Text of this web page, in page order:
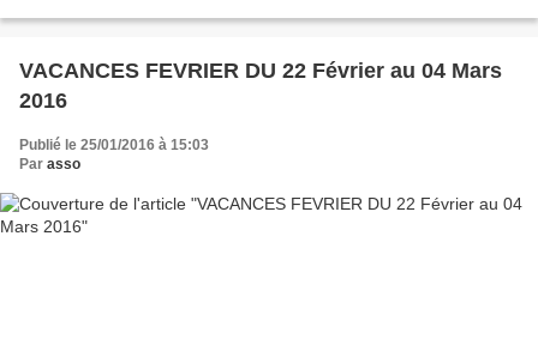
VACANCES FEVRIER DU 22 Février au 04 Mars
2016
Publié le 25/01/2016 à 15:03
Par asso